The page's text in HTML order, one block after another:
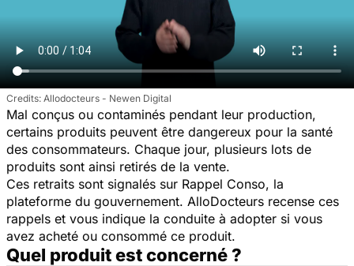
Allodocteurs - Newen Digital
Mal conçus ou contaminés pendant leur production,
certains produits peuvent être dangereux pour la santé
des consommateurs. Chaque jour, plusieurs lots de
produits sont ainsi retirés de la vente.
Ces retraits sont signalés sur Rappel Conso, la
plateforme du gouvernement. AlloDocteurs recense ces
rappels et vous indique la conduite à adopter si vous
avez acheté ou consommé ce produit.
Quel produit est concerné ?